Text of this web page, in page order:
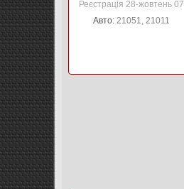
Реєстрація 28-жовтень 07
Авто: 21051, 21011